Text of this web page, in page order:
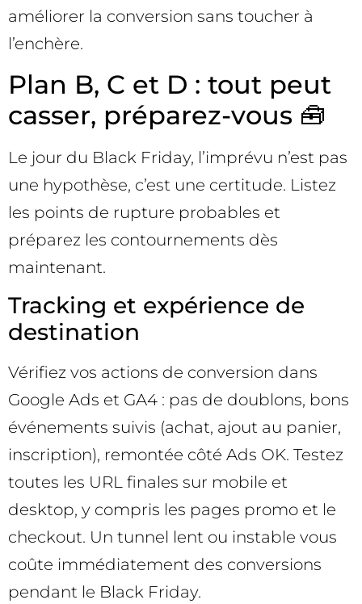
améliorer la conversion sans toucher à
l’enchère.
Plan B, C et D : tout peut
casser, préparez-vous 🧰
Le jour du Black Friday, l’imprévu n’est pas
une hypothèse, c’est une certitude. Listez
les points de rupture probables et
préparez les contournements dès
maintenant.
Tracking et expérience de
destination
Vérifiez vos actions de conversion dans
Google Ads et GA4 : pas de doublons, bons
événements suivis (achat, ajout au panier,
inscription), remontée côté Ads OK. Testez
toutes les URL finales sur mobile et
desktop, y compris les pages promo et le
checkout. Un tunnel lent ou instable vous
coûte immédiatement des conversions
pendant le Black Friday.